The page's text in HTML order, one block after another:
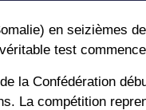
en seizièmes
test
la Confédération
La compétition